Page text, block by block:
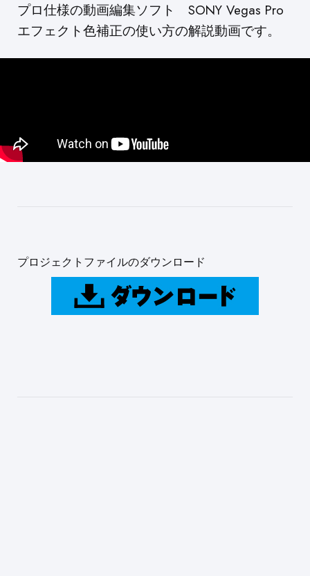
プロ仕様の動画編集ソフト SONY Vegas Pro
エフェクト色補正の使い方の解説動画です。
プロジェクトファイルのダウンロード